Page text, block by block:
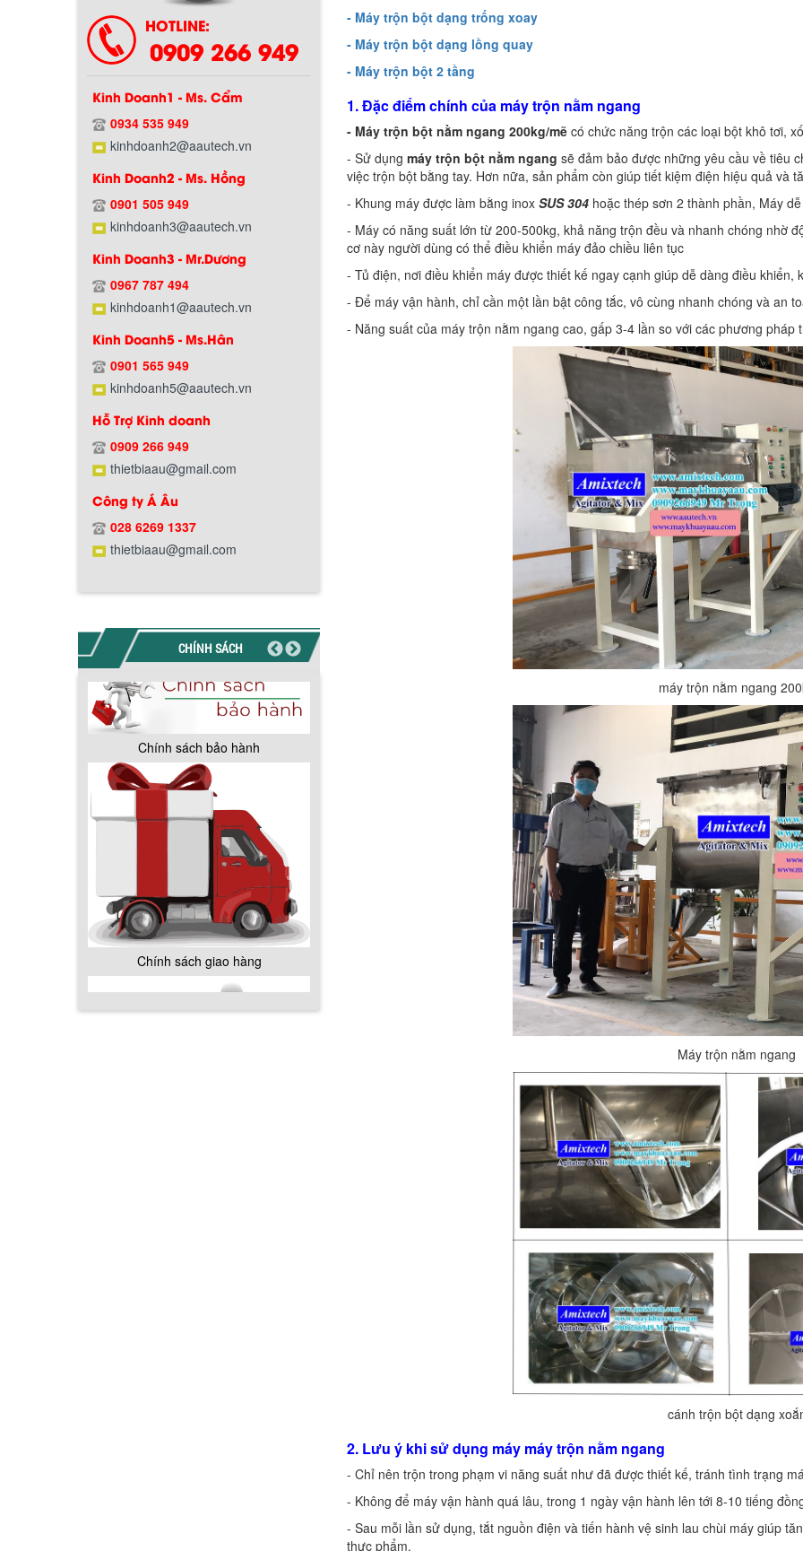
HOTLINE:
0909 266 949
Kinh Doanh1 - Ms. Cẩm
0934 535 949
kinhdoanh2@aautech.vn
Kinh Doanh2 - Ms. Hồng
0901 505 949
kinhdoanh3@aautech.vn
Kinh Doanh3 - Mr.Dương
0967 787 494
kinhdoanh1@aautech.vn
Kinh Doanh5 - Ms.Hân
0901 565 949
kinhdoanh5@aautech.vn
Hỗ Trợ Kinh doanh
0909 266 949
thietbiaau@gmail.com
Công ty Á Âu
028 6269 1337
thietbiaau@gmail.com
CHÍNH SÁCH
Chính sách giao hàng
Hướng dẫn thanh toán mua hàng
Chính sách đổi trả hàng
Chính sách bảo hành
Chính sách giao hàng
Hướng dẫn thanh toán mua hàng
- Máy trộn bột dạng trống xoay
- Máy trộn bột dạng lồng quay
- Máy trộn bột 2 tầng
1. Đặc điểm chính của máy trộn nằm ngang
- Máy trộn bột nằm ngang 200kg/mẽ có chức năng trộn các loại bột khô tơi,
- Sử dụng máy trộn bột nằm ngang sẽ đảm bảo được những yêu cầu về tiêu
việc trộn bột bằng tay. Hơn nữa, sản phẩm còn giúp tiết kiệm điện hiệu quả và
- Khung máy được làm bằng inox SUS 304 hoặc thép sơn 2 thành phần, Máy
- Máy có năng suất lớn từ 200-500kg, khả năng trộn đều và nhanh chóng nhờ
cơ này người dùng có thể điều khiển máy đảo chiều liên tục
- Tủ điện, nơi điều khiển máy được thiết kế ngay cạnh giúp dễ dàng điều khiển,
- Để máy vận hành, chỉ cần một lần bật công tắc, vô cùng nhanh chóng và an
- Năng suất của máy trộn nằm ngang cao, gấp 3-4 lần so với các phương pháp
máy trộn nằm ngang
Máy trộn nằm ngang
cánh trộn bột dạng
2. Lưu ý khi sử dụng máy máy trộn nằm ngang
- Chỉ nên trộn trong phạm vi năng suất như đã được thiết kế, tránh tình trạng
- Không để máy vận hành quá lâu, trong 1 ngày vận hành lên tới 8-10 tiếng
- Sau mỗi lần sử dụng, tắt nguồn điện và tiến hành vệ sinh lau chùi máy giúp
thực phẩm.